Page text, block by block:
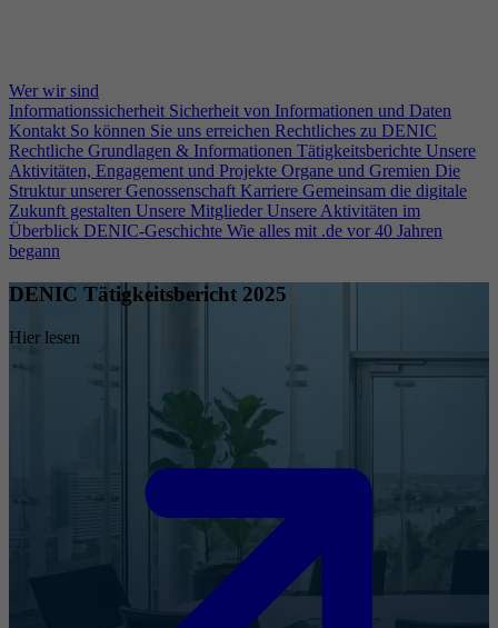
Wer wir sind
Informationssicherheit Sicherheit von Informationen und Daten
Kontakt So können Sie uns erreichen Rechtliches zu DENIC
Rechtliche Grundlagen & Informationen Tätigkeitsberichte Unsere
Aktivitäten, Engagement und Projekte Organe und Gremien Die
Struktur unserer Genossenschaft Karriere Gemeinsam die digitale
Zukunft gestalten Unsere Mitglieder Unsere Aktivitäten im
Überblick DENIC-Geschichte Wie alles mit .de vor 40 Jahren
begann
DENIC Tätigkeitsbericht 2025
Hier lesen